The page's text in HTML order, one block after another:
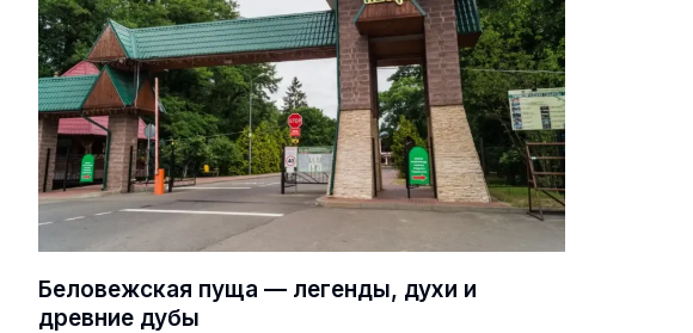
Беловежская пуща — легенды, духи и
древние дубы